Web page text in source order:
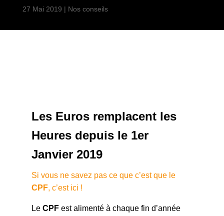
27 Mai 2019 | Nos conseils
Les Euros remplacent les
Heures depuis le 1er
Janvier 2019
Si vous ne savez pas ce que c’est que le
CPF, c’est ici !
Le CPFest alimenté à chaque fin d’année